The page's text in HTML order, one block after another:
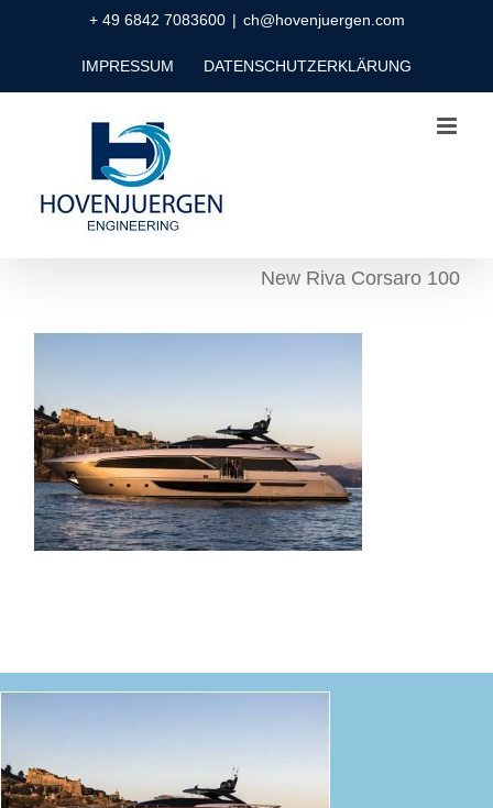
+ 49 6842 7083600 | ch@hovenjuergen.com
IMPRESSUM DATENSCHUTZERKLÄRUNG
New Riva Corsaro 100